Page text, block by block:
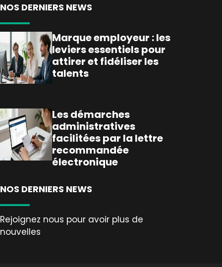
NOS DERNIERS NEWS
Marque employeur : les
leviers essentiels pour
attirer et fidéliser les
talents
Les démarches
administratives
facilitées par la lettre
recommandée
électronique
NOS DERNIERS NEWS
Rejoignez nous pour avoir plus de
nouvelles